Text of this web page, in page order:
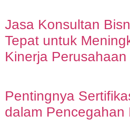
Jasa Konsultan
Tepat untuk
Kinerja Perusahaan
Pentingnya
dalam Pencegahan